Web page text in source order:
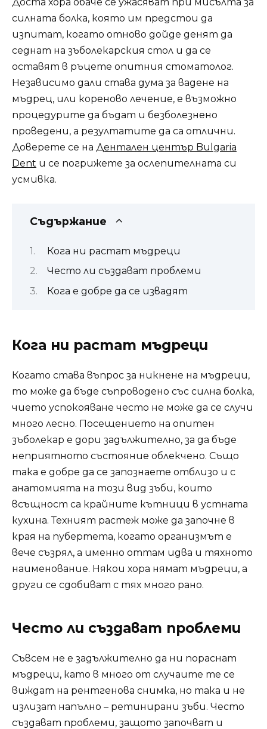
силната болка, която им предстои да
изпитат, когато отново дойде денят да
седнат на зъболекарския стол и да се
оставят в ръцете опитния стоматолог.
Независимо дали става дума за вадене на
мъдрец, или кореново лечение, е възможно
процедурите да бъдат и безболезнено
проведени, а резултатите да са отлични.
Доверете се на Дентален център Bulgaria
Dent и се погрижете за ослепителната си
усмивка.
Съдържание
Кога ни растат мъдреци
Често ли създават проблеми
Кога е добре да се извадят
Кога ни растат мъдреци
Когато става въпрос за никнене на мъдреци,
то може да бъде съпроводено със силна болка,
чието успокояване често не може да се случи
много лесно. Посещението на опитен
зъболекар е дори задължително, за да бъде
неприятното състояние облекчено. Също
така е добре да се запознаете отблизо и с
анатомията на този вид зъби, които
всъщност са крайните кътници в устната
кухина. Техният растеж може да започне в
края на пубертета, когато организмът е
вече съзрял, а именно оттам идва и тяхното
наименование. Някои хора нямат мъдреци, а
други се сдобиват с тях много рано.
Често ли създават проблеми
Съвсем не е задължително да ни пораснат
мъдреци, като в много от случаите те се
виждат на рентгенова снимка, но така и не
излизат напълно – ретинирани зъби. Често
създават проблеми, защото започват и